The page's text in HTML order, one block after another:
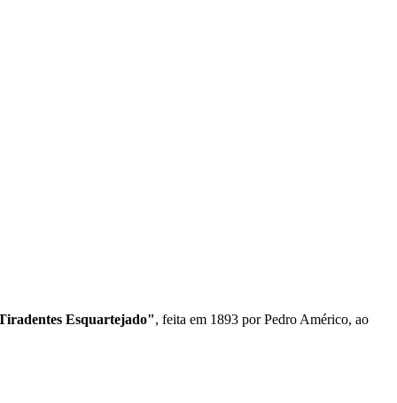
Esquartejado", feita em 1893 por Pedro Américo, ao